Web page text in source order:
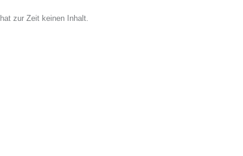
zur Zeit keinen Inhalt.